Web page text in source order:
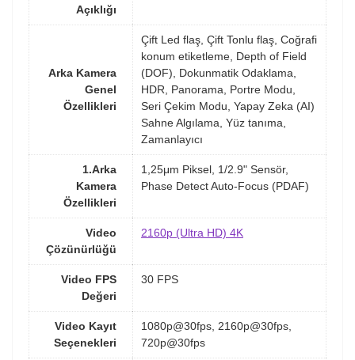
Açıklığı
Arka Kamera
Genel
Özellikleri
Çift Led flaş, Çift Tonlu flaş, Coğrafi
konum etiketleme, Depth of Field
(DOF), Dokunmatik Odaklama,
HDR, Panorama, Portre Modu,
Seri Çekim Modu, Yapay Zeka (AI)
Sahne Algılama, Yüz tanıma,
Zamanlayıcı
1.Arka
Kamera
Özellikleri
1,25μm Piksel, 1/2.9" Sensör,
Phase Detect Auto-Focus (PDAF)
Video
Çözünürlüğü
2160p (Ultra HD) 4K
Video FPS
Değeri
30 FPS
Video Kayıt
Seçenekleri
1080p@30fps, 2160p@30fps,
720p@30fps